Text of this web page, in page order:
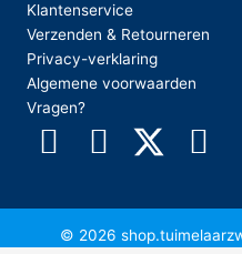
Klantenservice
Verzenden & Retourneren
Privacy-verklaring
Algemene voorwaarden
Vragen?
© 2026